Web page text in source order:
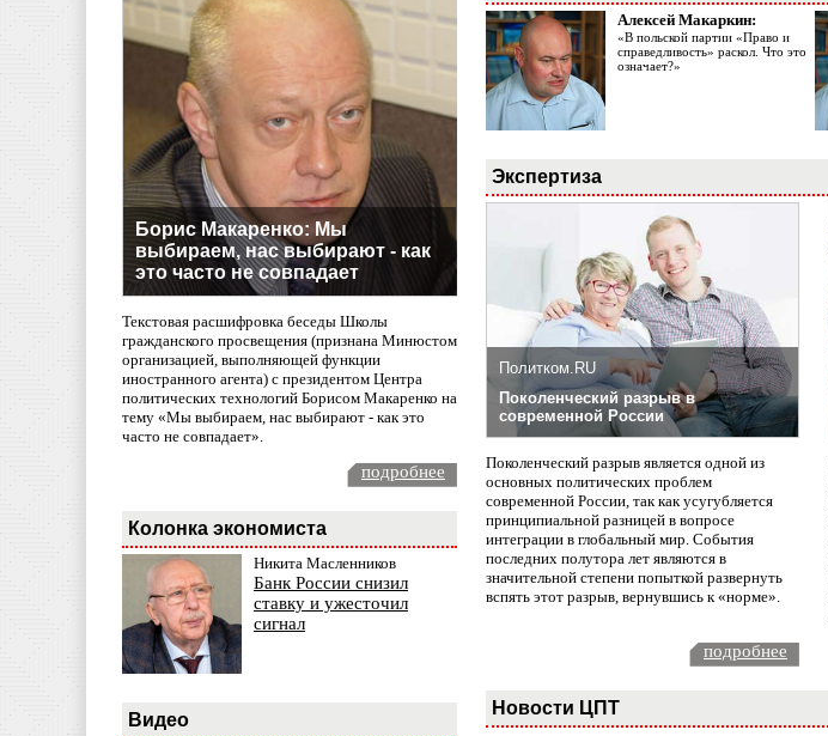
Борис Макаренко: Мы
выбираем, нас выбирают - как
это часто не совпадает
Текстовая расшифровка беседы Школы
гражданского просвещения (признана Минюстом
организацией, выполняющей функции
иностранного агента) с президентом Центра
политических технологий Борисом Макаренко на
тему «Мы выбираем, нас выбирают - как это
часто не совпадает».
подробнее
Колонка экономиста
Никита Масленников
Банк России снизил
ставку и ужесточил
сигнал
Видео
Алексей Макаркин:
«В польской партии «Право и
справедливость» раскол. Что это
означает?»
Экспертиза
Политком.RU
Поколенческий разрыв в
современной России
Поколенческий разрыв является одной из
основных политических проблем
современной России, так как усугубляется
принципиальной разницей в вопросе
интеграции в глобальный мир. События
последних полутора лет являются в
значительной степени попыткой развернуть
вспять этот разрыв, вернувшись к «норме».
подробнее
Новости ЦПТ